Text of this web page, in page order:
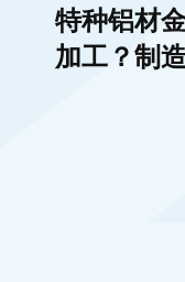
特种铝材
加工？制